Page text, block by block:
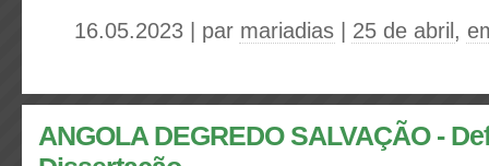
16.05.2023 | par mariadias 25 de abril ,
ANGOLA DEGREDO SALVAÇÃO -